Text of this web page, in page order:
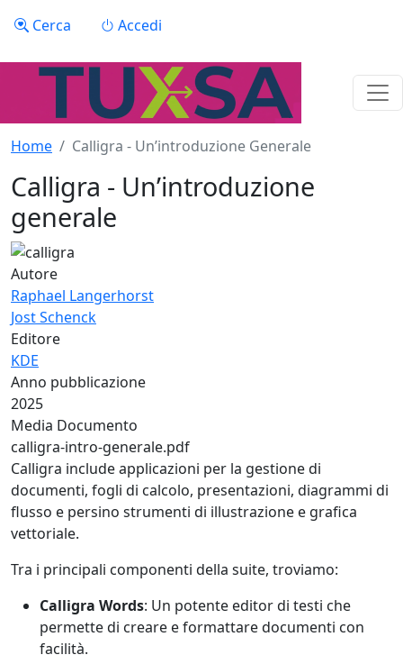
Menu profilo utente
Cerca Accedi
Home Calligra - Un’introduzione Generale
Calligra - Un’introduzione
generale
Autore
Raphael Langerhorst
Jost Schenck
Editore
KDE
Anno pubblicazione
2025
Media Documento
calligra-intro-generale.pdf
Calligra include applicazioni per la gestione di
documenti, fogli di calcolo, presentazioni, diagrammi di
flusso e persino strumenti di illustrazione e grafica
vettoriale.
Tra i principali componenti della suite, troviamo:
Calligra Words: Un potente editor di testi che
permette di creare e formattare documenti con
facilità.